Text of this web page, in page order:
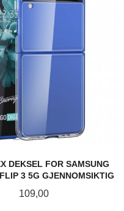
DEKSEL FOR SAMSUNG
3 5G GJENNOMSIKTIG
Pris
109,00